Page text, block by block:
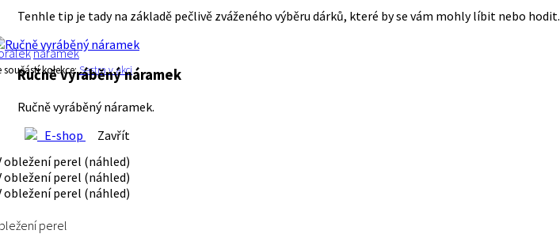
Tenhle tip je tady na základě pečlivě zváženého výběru dárků, které by se vám mohly líbit nebo hodit.
náramek
součástí kolekce:Sestra v akci
Ručně vyráběný náramek
Ručně vyráběný náramek.
E-shop
Zavřít
perel